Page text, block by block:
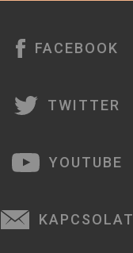
FACEBOOK
TWITTER
YOUTUBE
KAPCSOLAT